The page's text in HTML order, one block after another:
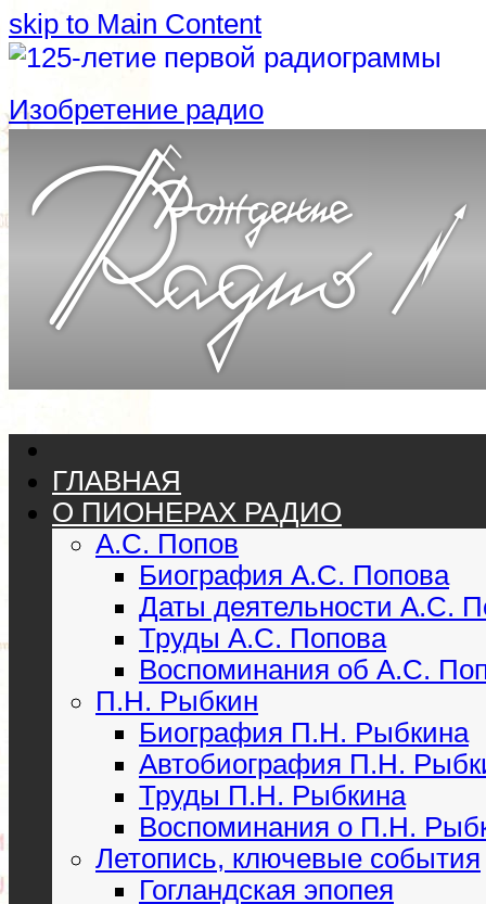
skip to Main Content
Изобретение радио
ГЛАВНАЯ
О ПИОНЕРАХ РАДИО
А.С. Попов
Биография А.С. Попова
Даты деятельности А.С.
Труды А.С. Попова
Воспоминания об А.С.
П.Н. Рыбкин
Биография П.Н. Рыбкина
Автобиография П.Н.
Труды П.Н. Рыбкина
Воспоминания о П.Н.
Летопись, ключевые события
Гогландская эпопея